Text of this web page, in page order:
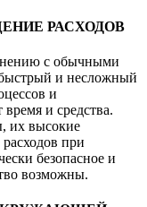
РАСХОДОВ
с обычными
и несложный
и
и средства.
их высокие
при
безопасное и
возможны.